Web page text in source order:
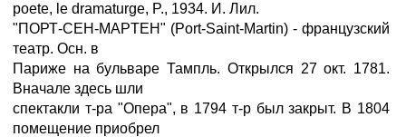
poete, le dramaturge, P., 1934. И. Лил.
"ПОРТ-CEH-MAPTEH" (Port-Saint-Martin) - французский
театр. Осн. в
Париже на бульваре Тампль. Открылся 27 окт. 1781.
Вначале здесь шли
спектакли т-ра "Опера", в 1794 т-р был закрыт. В 1804
помещение приобрел